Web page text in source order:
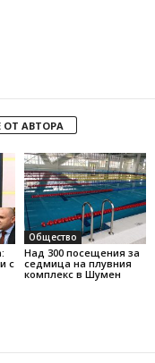
АВТОРА
с
Общество
Над 300 посещения за
седмица на плувния
комплекс в Шумен